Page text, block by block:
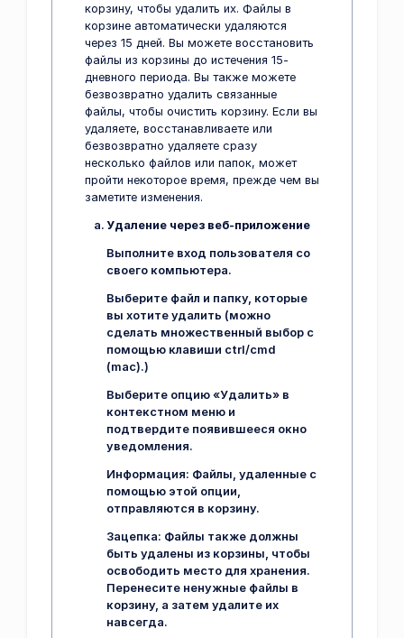
корзину, чтобы удалить их. Файлы в
корзине автоматически удаляются
через 15 дней. Вы можете восстановить
файлы из корзины до истечения 15-
дневного периода. Вы также можете
безвозвратно удалить связанные
файлы, чтобы очистить корзину. Если вы
удаляете, восстанавливаете или
безвозвратно удаляете сразу
несколько файлов или папок, может
пройти некоторое время, прежде чем вы
заметите изменения.
Удаление через веб-приложение
Выполните вход пользователя со
своего компьютера.
Выберите файл и папку, которые
вы хотите удалить (можно
сделать множественный выбор с
помощью клавиши ctrl/cmd
(mac).)
Выберите опцию «Удалить» в
контекстном меню и
подтвердите появившееся окно
уведомления.
Информация: Файлы, удаленные с
помощью этой опции,
отправляются в корзину.
Зацепка: Файлы также должны
быть удалены из корзины, чтобы
освободить место для хранения.
Перенесите ненужные файлы в
корзину, а затем удалите их
навсегда.